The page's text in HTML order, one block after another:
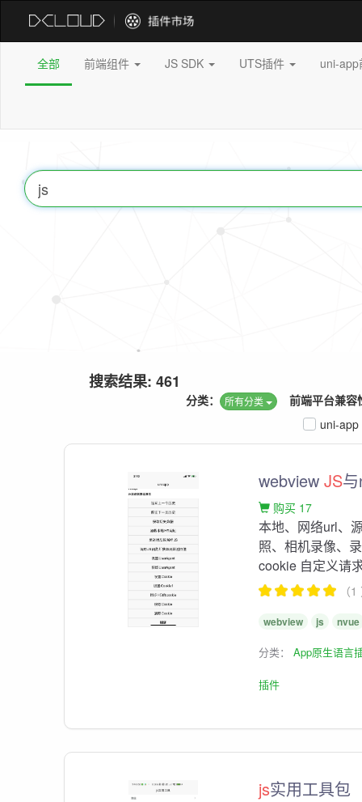
全部 前端组件 JS SDK UTS插件 uni-
搜索结果: 461
前端平台兼容
分类： 所有分类
uni-app
webviewJS
购买 17
本地、网络url、
照、相机录像、
cookie 自定义请
（
webview js nvue
分类：App原生语言
插件
js实用工具包